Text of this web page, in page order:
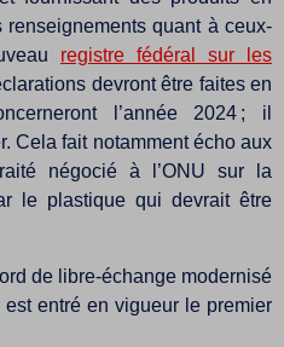
quant à ceux-
registre fédéral sur les
devront être faites en
l’année 2024 ; il
Cela fait notamment écho aux
négocié à l’ONU sur la
le plastique qui devrait être
de libre-échange modernisé
entré en vigueur le premier